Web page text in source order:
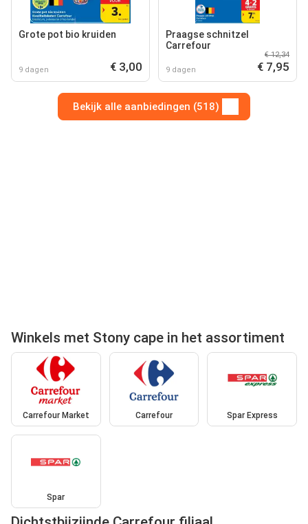
Grote pot bio kruiden
9 dagen € 3,00
Praagse schnitzel
Carrefour
9 dagen
€ 12,34
€ 7,95
Bekijk alle aanbiedingen (518)
Winkels met Stony cape in het assortiment
Carrefour Market Carrefour Spar Express
Spar